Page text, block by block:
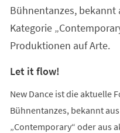
Bühnentanzes, bekannt
Kategorie
Produktionen auf Arte.
Let it flow!
New Dance ist die aktuelle
Bühnentanzes, bekannt
„Contemporary“ oder aus